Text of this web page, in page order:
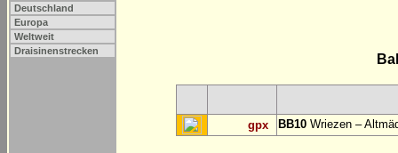
Deutschland
Europa
Weltweit
Draisinenstrecken
gpx BB10 Wriezen –